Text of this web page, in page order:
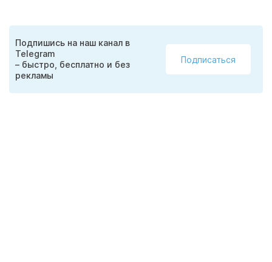
Подпишись на наш канал в
Telegram
– быстро, бесплатно и без
рекламы
Подписаться